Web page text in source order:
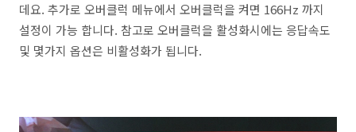
데요. 추가로 오버클럭 메뉴에서 오버클럭을 켜면 166Hz 까지
설정이 가능 합니다. 참고로 오버클럭을 활성화시에는 응답속도
및 몇가지 옵션은 비활성화가 됩니다.